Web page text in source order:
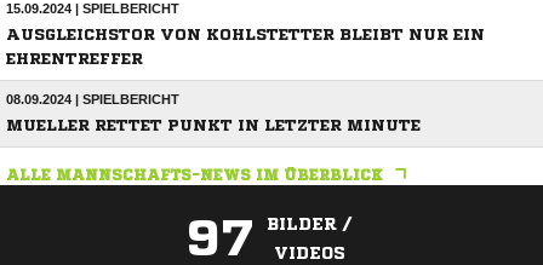
15.09.2024 | SPIELBERICHT
AUSGLEICHSTOR VON KOHLSTETTER BLEIBT NUR EIN
EHRENTREFFER
08.09.2024 | SPIELBERICHT
MUELLER RETTET PUNKT IN LETZTER MINUTE
ALLE MANNSCHAFTS-NEWS IM ÜBERBLICK
97
BILDER /
VIDEOS